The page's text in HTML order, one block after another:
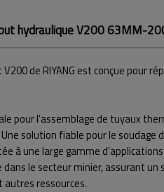
hydraulique V200 63MM-
de RIYANG est conçue pour
pour l'assemblage de tuyaux
solution fiable pour le
à une large gamme
dans le secteur minier, assurant
autres ressources.